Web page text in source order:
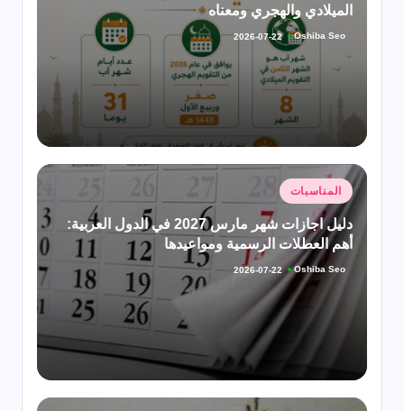
الميلادي والهجري ومعناه
تمّ
Oshiba Seo
2026-07-22
نُشر
في
المناسبات
دليل اجازات شهر مارس 2027 في الدول العربية:
أهم العطلات الرسمية ومواعيدها
تمّ
Oshiba Seo
2026-07-22